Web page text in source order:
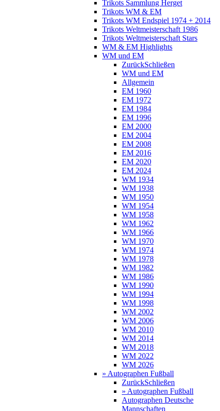
Trikots Sammlung Herget
Trikots WM & EM
Trikots WM Endspiel 1974 + 2014
Trikots Weltmeisterschaft 1986
Trikots Weltmeisterschaft Stars
WM & EM Highlights
WM und EM
ZurückSchließen
WM und EM
Allgemein
EM 1960
EM 1972
EM 1984
EM 1996
EM 2000
EM 2004
EM 2008
EM 2016
EM 2020
EM 2024
WM 1934
WM 1938
WM 1950
WM 1954
WM 1958
WM 1962
WM 1966
WM 1970
WM 1974
WM 1978
WM 1982
WM 1986
WM 1990
WM 1994
WM 1998
WM 2002
WM 2006
WM 2010
WM 2014
WM 2018
WM 2022
WM 2026
» Autographen Fußball
ZurückSchließen
» Autographen Fußball
Autographen Deutsche
Mannschaften